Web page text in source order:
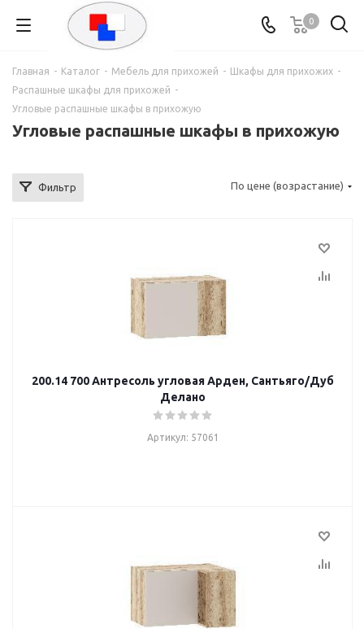
0
Главная - Каталог - Мебель для прихожей - Шкафы для прихожих -
Распашные шкафы для прихожей -
Угловые распашные шкафы в прихожую
Угловые распашные шкафы в прихожую
Фильтр По цене (возрастание)
200.14 700 Антресоль угловая Арден, Сантьяго/Дуб
Делано
Артикул: 57061